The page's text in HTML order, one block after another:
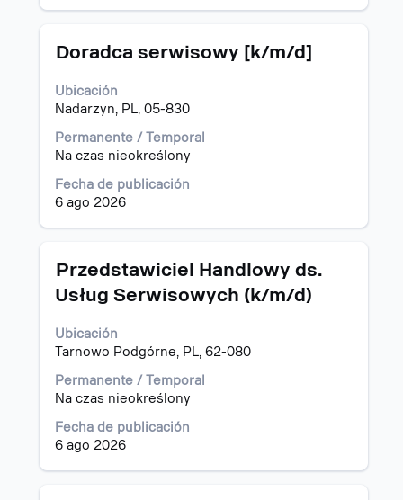
Utilice
tabulador
para
ver
detalles
del
la
del
puesto.
Título
Doradca serwisowy [k/m/d]
Ubicación
Nadarzyn, PL, 05-830
Permanente / Temporal
Na czas nieokreślony
Fecha de publicación
6 ago 2026
Utilice
barra
espaciadora
ver
el
completo
de
la
del
puesto.
Título
Przedstawiciel Handlowy ds.
Usług Serwisowych (k/m/d)
Ubicación
Tarnowo Podgórne, PL, 62-080
Permanente / Temporal
Na czas nieokreślony
Fecha de publicación
6 ago 2026
Utilice
barra
para
ver
el
contenido
de
la